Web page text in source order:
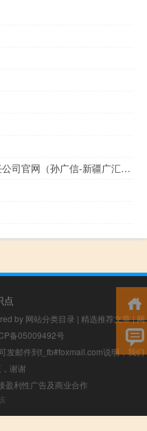
新疆广汇实业投资(集团)有限责任公司官网（孙广信-新疆广汇实业投资(集团)有限责任公司董事长介绍）
点
by 网站分类目录 | 精选推荐文章|网
备05009492号
发邮件到f_fb#foxmail.com说明，我们
谢谢
盈利性广告及商业合作